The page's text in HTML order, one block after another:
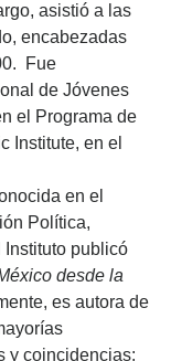
asistió a las
encabezadas
Fue
de Jóvenes
el Programa de
Institute, en el
en el
Política,
publicó
desde la
es autora de
y coincidencias: